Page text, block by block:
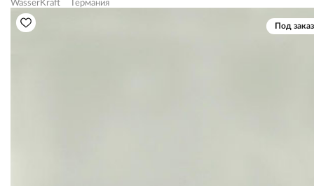
WasserKraft Германия
Под заказ